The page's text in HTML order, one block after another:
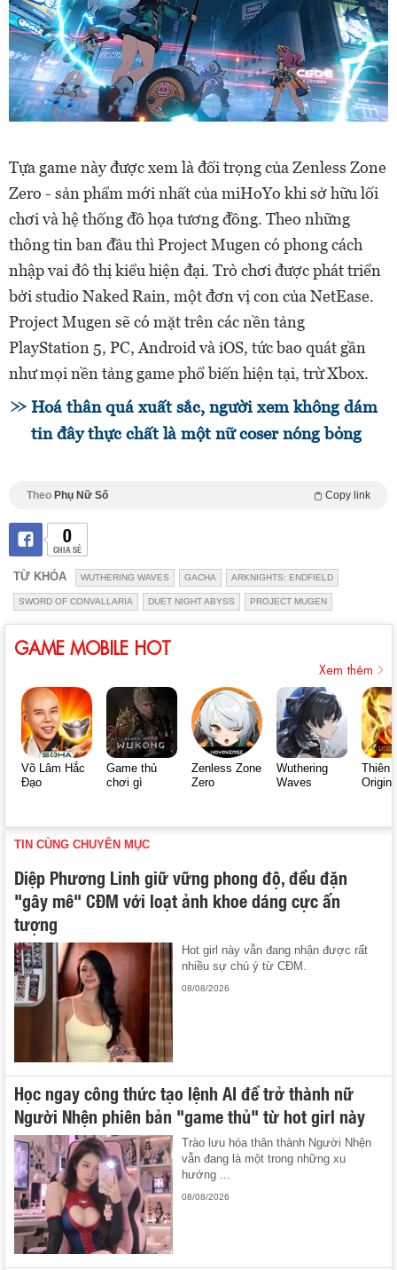
Tựa game này được xem là đối trọng của Zenless Zone
Zero - sản phẩm mới nhất của miHoYo khi sở hữu lối
chơi và hệ thống đồ họa tương đồng. Theo những
thông tin ban đầu thì Project Mugen có phong cách
nhập vai đô thị kiểu hiện đại. Trò chơi được phát triển
bởi studio Naked Rain, một đơn vị con của NetEase.
Project Mugen sẽ có mặt trên các nền tảng
PlayStation 5, PC, Android và iOS, tức bao quát gần
như mọi nền tảng game phổ biến hiện tại, trừ Xbox.
Hoá thân quá xuất sắc, người xem không dám
tin đây thực chất là một nữ coser nóng bỏng
Theo Phụ Nữ Số Copy link
0
CHIA SẺ
TỪ KHÓA WUTHERING WAVES GACHA ARKNIGHTS: ENDFIELD
SWORD OF CONVALLARIA DUET NIGHT ABYSS PROJECT MUGEN
GAME MOBILE HOT
Xem thêm
Võ Lâm Hắc
Đạo
Game thủ
chơi gì
Zenless Zone
Zero
Wuthering
Waves
Thiên
Origin
TIN CÙNG CHUYÊN MỤC
Diệp Phương Linh giữ vững phong độ, đều đặn
"gây mê" CĐM với loạt ảnh khoe dáng cực ấn
tượng
Hot girl này vẫn đang nhận được rất
nhiều sự chú ý từ CĐM.
08/08/2026
Học ngay công thức tạo lệnh AI để trở thành nữ
Người Nhện phiên bản "game thủ" từ hot girl này
Trào lưu hóa thân thành Người Nhện
vẫn đang là một trong những xu
hướng ...
08/08/2026